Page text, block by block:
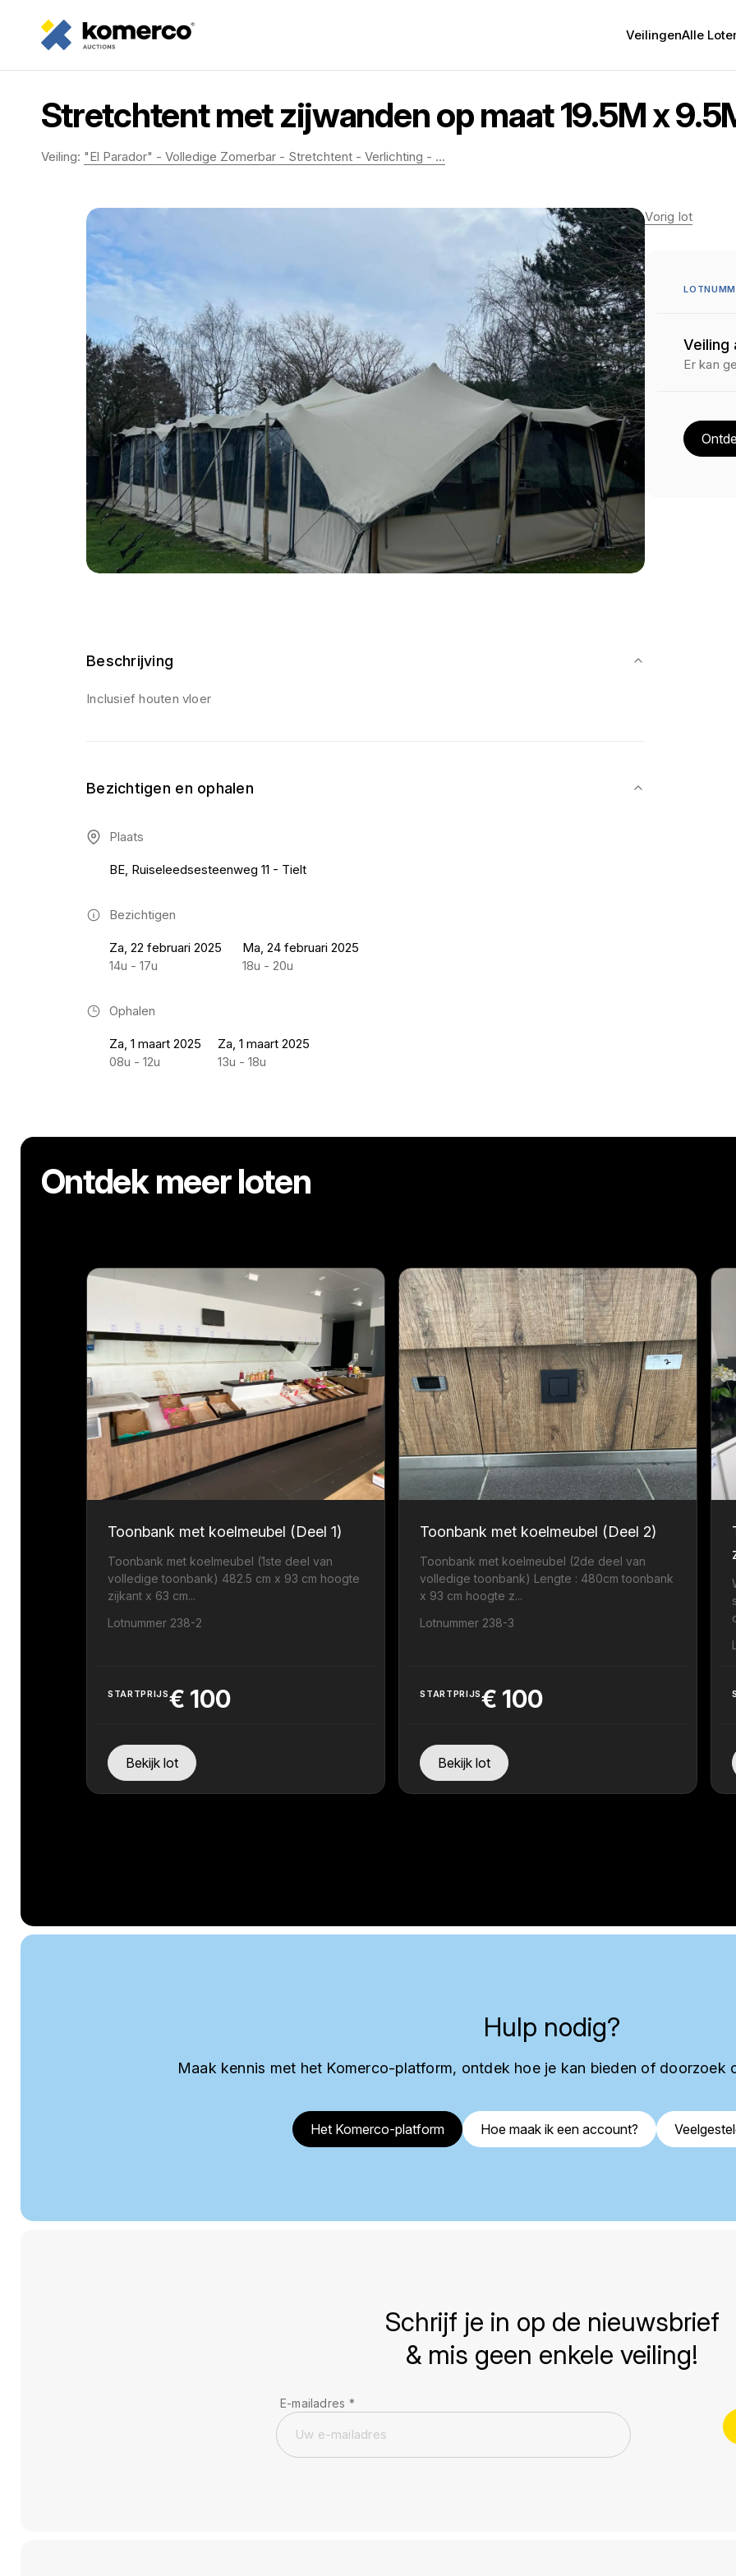
VeilingenAlle
Stretchtent met zijwanden op maat 19.5M x
Veiling: "El Parador" - Volledige Zomerbar - Stretchtent - Verlichting - ...
Beschrijving
Inclusief houten vloer
Bezichtigen en ophalen
Plaats
BE, Ruiseleedsesteenweg 11 - Tielt
Bezichtigen
Za, 22 februari 2025
14u - 17u
Ma, 24 februari 2025
18u - 20u
Ophalen
Za, 1 maart 2025
08u - 12u
Za, 1 maart 2025
13u - 18u
Vorig lot
Veiling
Er kan
Ontdek meer loten
Toonbank met koelmeubel (Deel 1)
Toonbank met koelmeubel (1ste deel van
volledige toonbank) 482.5 cm x 93 cm hoogte
zijkant x 63 cm...
Lotnummer 238-2
STARTPRIJS€ 100
Bekijk lot
Toonbank met koelmeubel (Deel 2)
Toonbank met koelmeubel (2de deel van
volledige toonbank) Lengte : 480cm toonbank
x 93 cm hoogte z...
Lotnummer 238-3
STARTPRIJS€ 100
Bekijk lot
Hulp nodig?
Maak kennis met het Komerco-platform, ontdek hoe je kan bieden of doorzoek
Het Komerco-platform Hoe maak ik een account?
Schrijf je in op de nieuwsbrief
& mis geen enkele veiling!
E-mailadres *